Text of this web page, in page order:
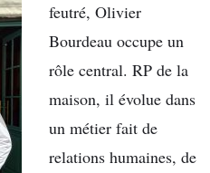
feutré, Olivier
Bourdeau occupe un
rôle central. RP de la
maison, il évolue dans
un métier fait de
relations humaines, de